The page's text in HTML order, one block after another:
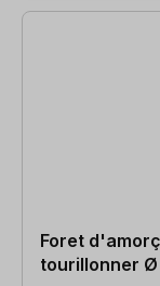
Foret
tourillonner Ø